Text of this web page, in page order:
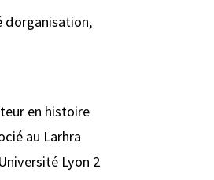
en histoire
au Larhra
Lyon 2